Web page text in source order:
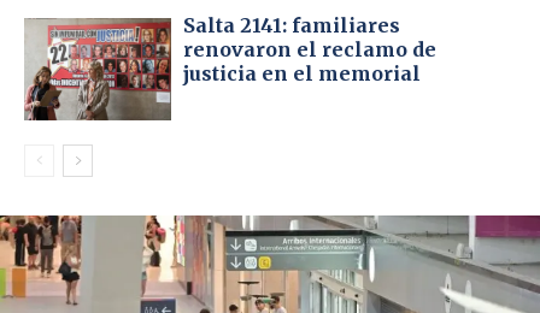
Salta 2141: familiares
renovaron el reclamo de
justicia en el memorial